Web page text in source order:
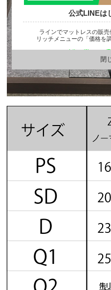
公式LINEは
ラインでマットレスの販売
リッチメニューの「価格を
https://line.me/
閉